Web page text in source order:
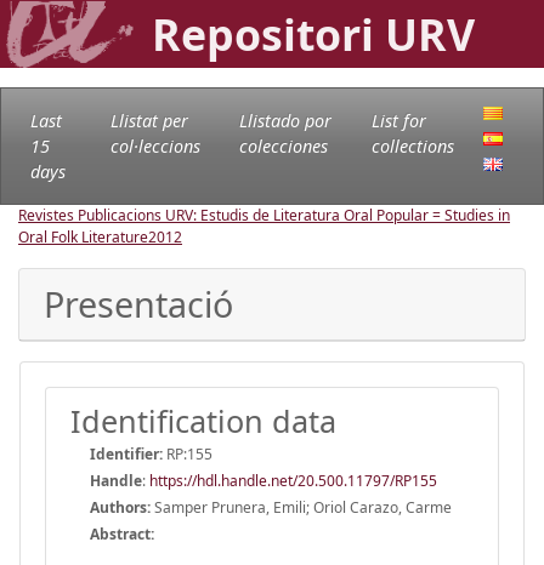
Repositori URV
Last
15
days
Llistat per
col·leccions
Llistado por
colecciones
List for
collections
Revistes Publicacions URV: Estudis de Literatura Oral Popular = Studies in
Oral Folk Literature2012
Presentació
Identification data
Identifier: RP:155
Handle: https://hdl.handle.net/20.500.11797/RP155
Authors:Samper Prunera, Emili; Oriol Carazo, Carme
Abstract: